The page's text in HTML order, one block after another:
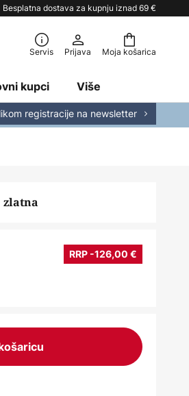
Besplatna dostava za kupnju iznad 69 €
Moja košarica
Servis Prijava
kupci Više
registracije na newsletter
zlatna
RRP -126,00 €